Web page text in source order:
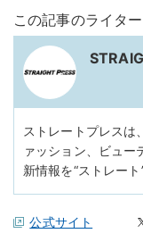
この記事のライター
ストレートプレスは
ァッション、ビュー
新情報を“ストレート
公式サイト